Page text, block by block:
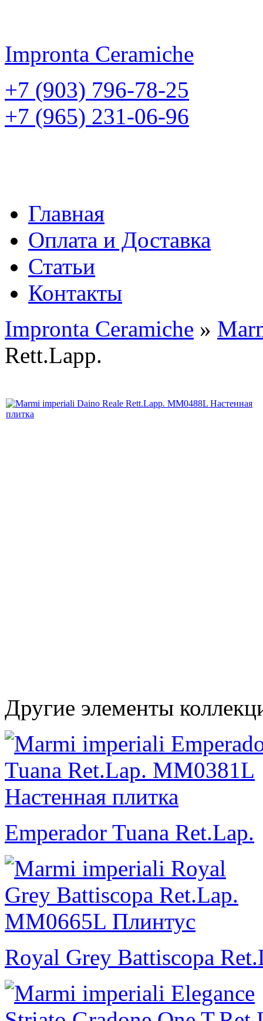
Impronta Ceramiche
+7 (903) 796-78-25
+7 (965) 231-06-96
Главная
Оплата и Доставка
Статьи
Контакты
Impronta Ceramiche »
Rett.Lapp.
Другие элементы
Emperador Tuana Ret.Lap.
Royal Grey Battiscopa